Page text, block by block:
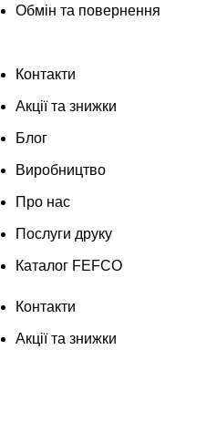
Обмін та повернення
Контакти
Акції та знижки
Блог
Виробництво
Про нас
Послуги друку
Каталог FEFCO
Контакти
Акції та знижки